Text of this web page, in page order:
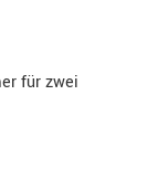
für zwei